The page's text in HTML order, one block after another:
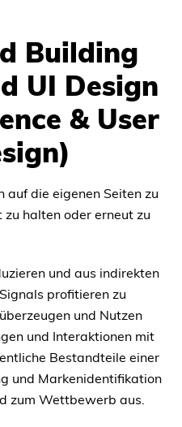
Building
UI Design
& User
auf die eigenen Seiten zu
halten oder erneut zu
und aus indirekten
profitieren zu
und Nutzen
und Interaktionen mit
Bestandteile einer
und Markenidentifikation
zum Wettbewerb aus.